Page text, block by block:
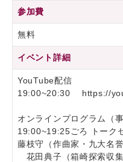
参加費
無料
イベント詳細
YouTube配信
19:00~20:30 https://
オンラインプログラム（
19:00~19:25ごろ トーク
藤枝守（作曲家・九大名誉
花田典子（箱崎探索収集